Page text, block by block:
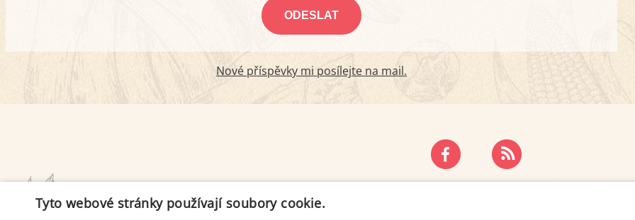
Nové příspěvky mi posílejte na mail.
PODMÍNKY UŽITÍ ZÁSADY OCHRANY OSOBNÍCH ÚDAJŮ
Tyto webové stránky používají soubory cookie.